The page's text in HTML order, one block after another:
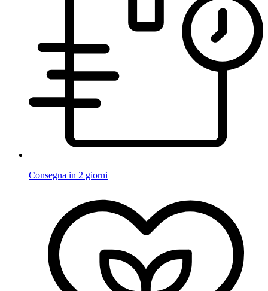
Consegna in 2 giorni